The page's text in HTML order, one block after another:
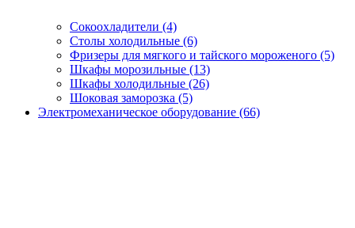
Сокоохладители (4)
Столы холодильные (6)
Фризеры для мягкого и тайского мороженого (5)
Шкафы морозильные (13)
Шкафы холодильные (26)
Шоковая заморозка (5)
Электромеханическое оборудование (66)